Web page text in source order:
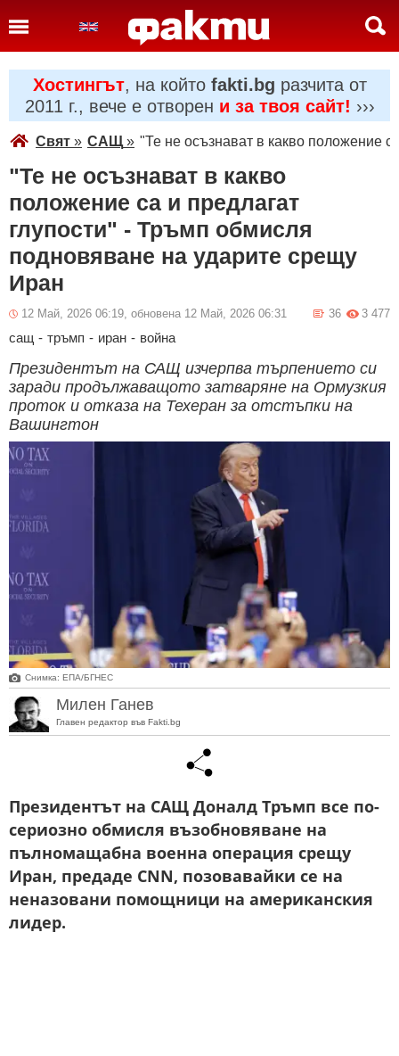
Хостингът, на който fakti.bg разчита от
2011 г., вече е отворен и за твоя сайт! ›››
Свят » САЩ» "Те не осъзнават в какво положение
"Те не осъзнават в какво
положение са и предлагат
глупости" - Тръмп обмисля
подновяване на ударите срещу
Иран
12 Май, 2026 06:19, обновена 12 Май, 2026 06:31 3 477
36
сащ - тръмп - иран - война
Президентът на САЩ изчерпва търпението си
заради продължаващото затваряне на Ормузкия
проток и отказа на Техеран за отстъпки на
Вашингтон
Снимка: ЕПА/БГНЕС
Милен Ганев
Главен редактор във Fakti.bg
Президентът на САЩ Доналд Тръмп все по-
сериозно обмисля възобновяване на
пълномащабна военна операция срещу
Иран, предаде CNN, позовавайки се на
неназовани помощници на американския
лидер.